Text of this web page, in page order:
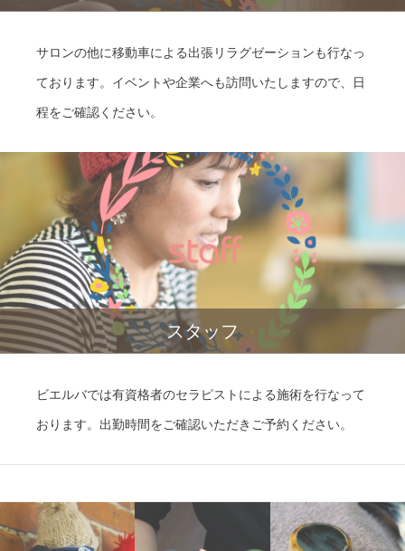
サロンの他に移動車による出張リラグゼーションも行なっ
ております。イベントや企業へも訪問いたしますので、日
程をご確認ください。
スタッフ
ビエルバでは有資格者のセラピストによる施術を行なって
おります。出勤時間をご確認いただきご予約ください。